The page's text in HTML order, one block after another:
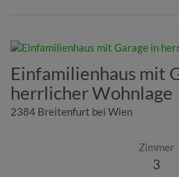
Einfamilienhaus mit
herrlicher Wohnlage
2384 Breitenfurt bei Wien
Zimmer
3